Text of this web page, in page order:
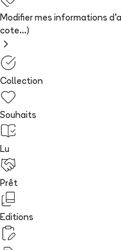
Modifier mes informations
cote...)
Collection
Souhaits
Lu
Prêt
Editions